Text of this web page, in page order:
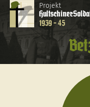
Projekt
Hultschiner
1939 - 45